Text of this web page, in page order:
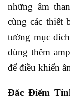
những âm
cùng các thiết
tường mục
dùng thêm
để điều khiển
Đặc Điểm